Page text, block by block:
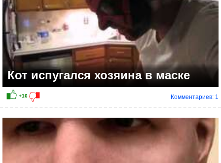
+13
Кот испугался хозяина в маске
Комментариев: 1